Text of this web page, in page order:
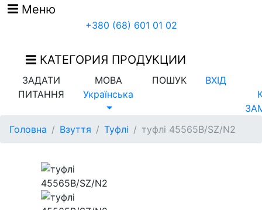
Меню
+380 (68) 601 01 02
КАТЕГОРИЯ ПРОДУКЦИИ
ЗАДАТИ
ПИТАННЯ
МОВА
Українська
ПОШУК
ВХІД
Головна
Взуття Туфлі туфлі 45565B/SZ/N2